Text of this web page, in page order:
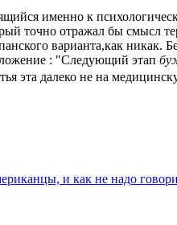
именно к
точно отражал бы смысл
варианта,как никак.
: "Следующий этап
эта далеко не на
и как не надо